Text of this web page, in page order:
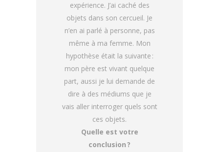
expérience. J’ai caché des
objets dans son cercueil. Je
n’en ai parlé à personne, pas
même à ma femme. Mon
hypothèse était la suivante :
mon père est vivant quelque
part, aussi je lui demande de
dire à des médiums que je
vais aller interroger quels sont
ces objets.
Quelle est votre
conclusion ?